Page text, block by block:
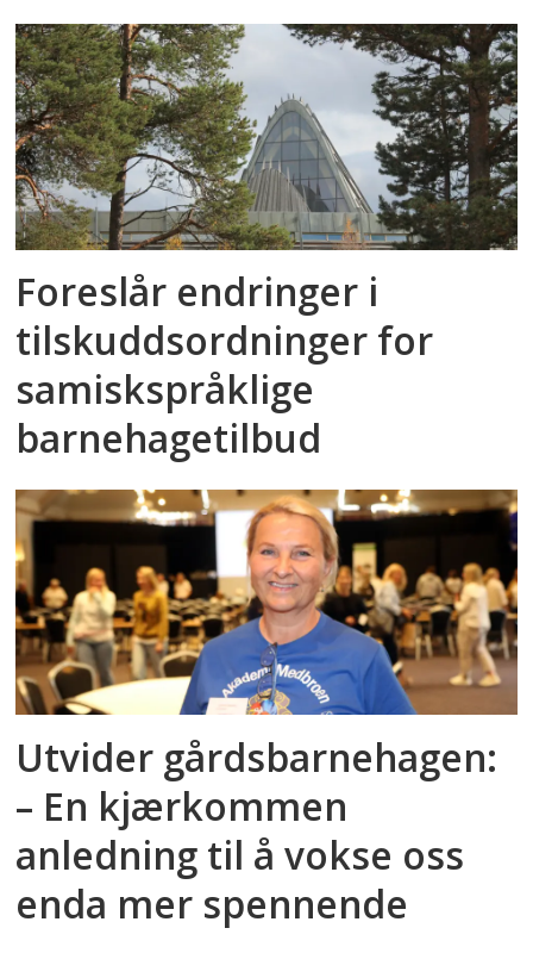
Foreslår endringer i
tilskuddsordninger for
samiskspråklige
barnehagetilbud
Utvider gårdsbarnehagen:
– En kjærkommen
anledning til å vokse oss
enda mer spennende